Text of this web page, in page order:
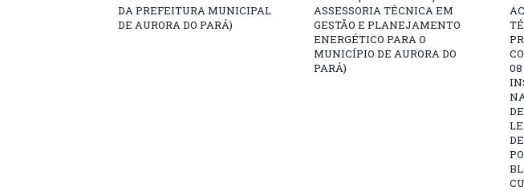
DA PREFEITURA MUNICIPAL
DE AURORA DO PARÁ)
ASSESSORIA TÉCNICA EM
GESTÃO E PLANEJAMENTO
ENERGÉTICO PARA O
MUNICÍPIO DE AURORA DO
PARÁ)
08